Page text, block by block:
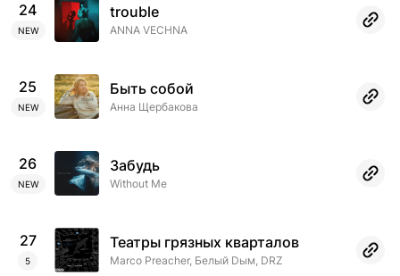
24
NEW
trouble
ANNA VECHNA
25
NEW
Быть собой
Анна Щербакова
26
NEW
Забудь
Without Me
27
5
Театры грязных кварталов
Marco Preacher, Белый Dым, DRZ